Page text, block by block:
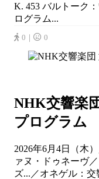
K. 453 バルトーク
ログラム...
0｜ 0
NHK交響楽
プログラム
2026年6月4日（木
ァヌ・ドゥネーヴ
ズ...／オネゲル：